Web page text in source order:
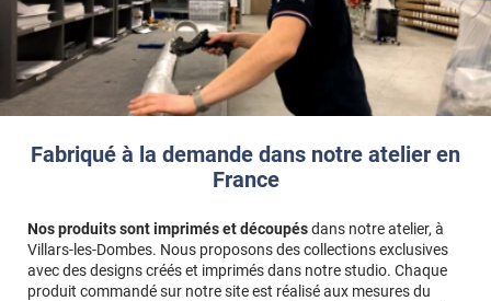
Fabriqué à la demande dans notre atelier en
France
Nos produits sont imprimés et découpésdans notre atelier, à
Villars-les-Dombes. Nous proposons des collections exclusives
avec des designs créés et imprimés dans notre studio. Chaque
produit commandé sur notre site est réalisé aux mesures du